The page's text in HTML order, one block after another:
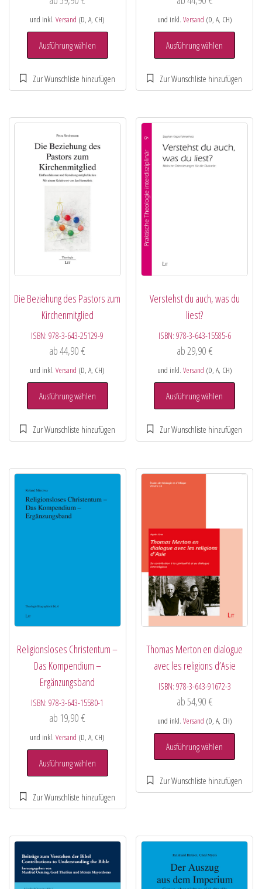
und inkl.Versand (D, A, CH)
Ausführung wählen
und inkl. Versand (D, A, CH)
Ausführung wählen
Die Beziehung des Pastors zum
Kirchenmitglied
ISBN:978-3-643-25129-9
ab44,90€
und inkl.Versand (D, A, CH)
Ausführung wählen
Verstehst du auch, was du
liest?
ISBN: 978-3-643-15585-6
ab29,90 €
und inkl. Versand (D, A, CH)
Ausführung wählen
Religionsloses Christentum –
Das Kompendium –
Ergänzungsband
ISBN:978-3-643-15580-1
ab 19,90€
und inkl.Versand (D, A, CH)
Ausführung wählen
Thomas Merton en dialogue
avec les religions d’Asie
ISBN: 978-3-643-91672-3
ab54,90 €
und inkl. Versand (D, A, CH)
Ausführung wählen